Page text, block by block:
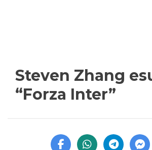
Steven Zhang
“Forza Inter”